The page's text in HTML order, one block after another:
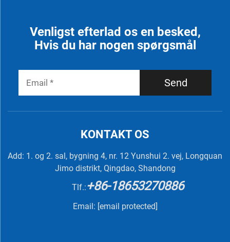
Venligst efterlad os en besked,
Hvis du har nogen spørgsmål
Send
KONTAKT OS
Add: 1. og 2. sal, bygning 4, nr. 12 Yunshui 2. vej, Longquan
Jimo distrikt, Qingdao, Shandong
Tlf.:+86-18653270886
Email: [email protected]